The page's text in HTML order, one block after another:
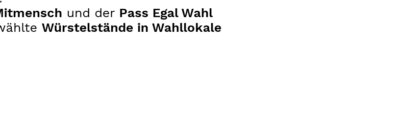
und der Pass Egal Wahl
Würstelstände in Wahllokale